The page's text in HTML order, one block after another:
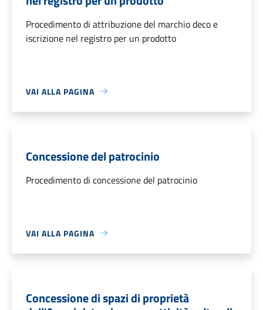
Procedimento di attribuzione del marchio deco e
iscrizione nel registro per un prodotto
VAI ALLA PAGINA
Concessione del patrocinio
Procedimento di concessione del patrocinio
VAI ALLA PAGINA
Concessione di spazi di proprietà